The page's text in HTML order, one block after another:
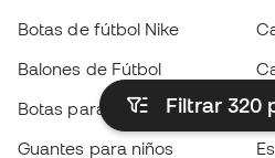
Filtrar 320
Botas de fútbol Nike
Balones de Fútbol
Botas para niños
Guantes para niños